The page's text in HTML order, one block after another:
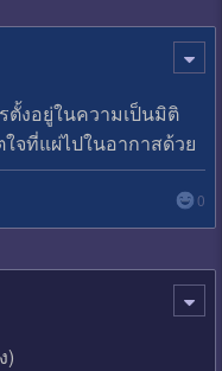
ตั้งอยู่ในความเป็นมิติ
จที่แผ่ไปในอากาสด้วย
0
)